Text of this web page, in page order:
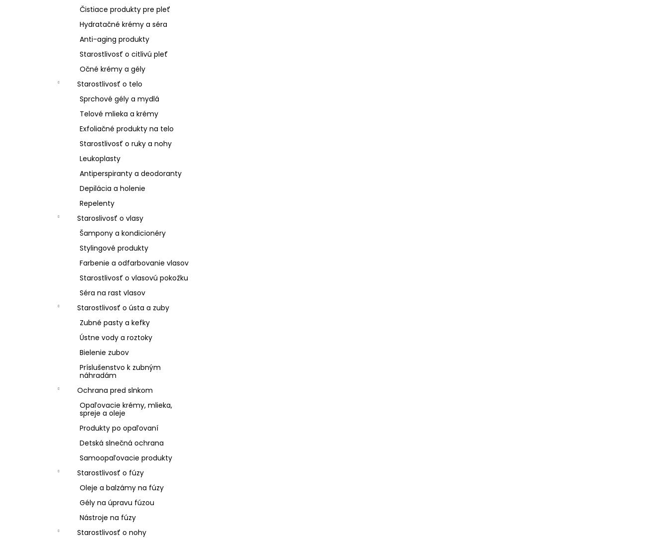
Čistiace produkty pre pleť
Hydratačné krémy a séra
Anti-aging produkty
Starostlivosť o citlivú pleť
Očné krémy a gély
Starostlivosť o telo
Sprchové gély a mydlá
Telové mlieka a krémy
Exfoliačné produkty na telo
Starostlivosť o ruky a nohy
Leukoplasty
Antiperspiranty a deodoranty
Depilácia a holenie
Repelenty
Staroslivosť o vlasy
Šampony a kondicionéry
Stylingové produkty
Farbenie a odfarbovanie vlasov
Starostlivosť o vlasovú pokožku
Séra na rast vlasov
Starostlivosť o ústa a zuby
Zubné pasty a kefky
Ústne vody a roztoky
Bielenie zubov
Príslušenstvo k zubným
náhradám
Ochrana pred slnkom
Opaľovacie krémy, mlieka,
spreje a oleje
Produkty po opaľovaní
Detská slnečná ochrana
Samoopaľovacie produkty
Starostlivosť o fúzy
Oleje a balzámy na fúzy
Gély na úpravu fúzou
Nástroje na fúzy
Starostlivosť o nohy